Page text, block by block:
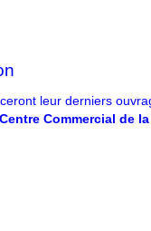
leur derniers
Centre Commercial de